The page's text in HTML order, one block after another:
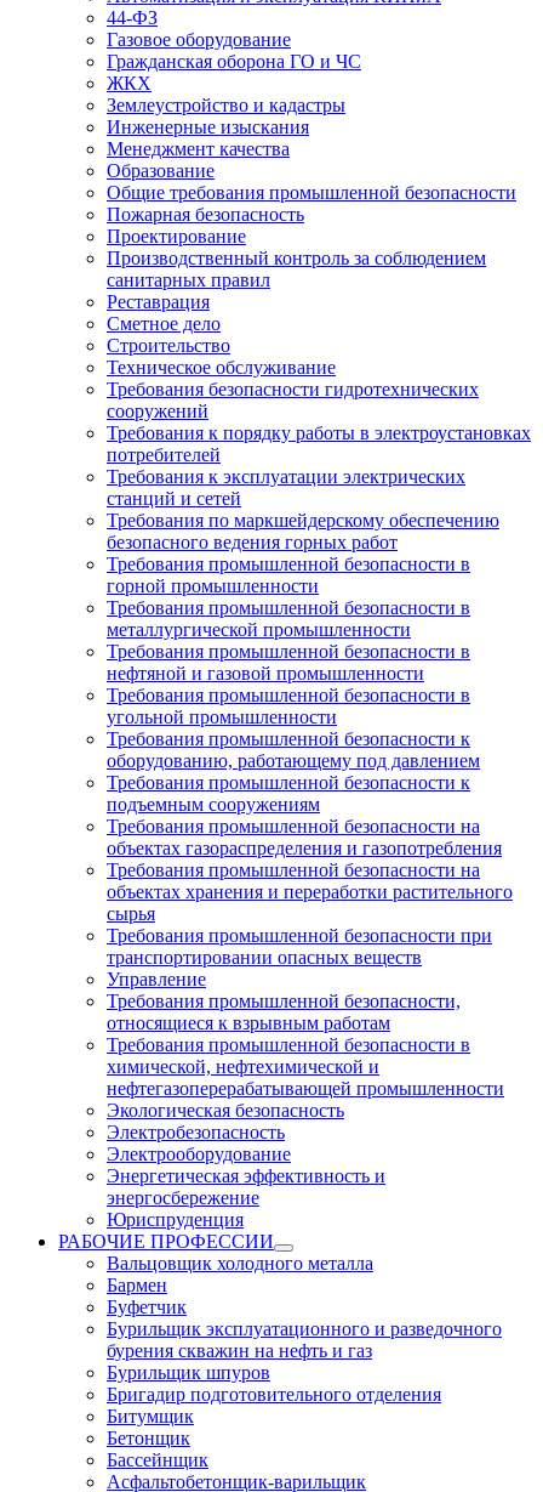
44-ФЗ
Газовое оборудование
Гражданская оборона ГО и ЧС
ЖКХ
Землеустройство и кадастры
Инженерные изыскания
Менеджмент качества
Образование
Общие требования промышленной безопасности
Пожарная безопасность
Проектирование
Производственный контроль за соблюдением
санитарных правил
Реставрация
Сметное дело
Строительство
Техническое обслуживание
Требования безопасности гидротехнических
сооружений
Требования к порядку работы в электроустановках
потребителей
Требования к эксплуатации электрических
станций и сетей
Требования по маркшейдерскому обеспечению
безопасного ведения горных работ
Требования промышленной безопасности в
горной промышленности
Требования промышленной безопасности в
металлургической промышленности
Требования промышленной безопасности в
нефтяной и газовой промышленности
Требования промышленной безопасности в
угольной промышленности
Требования промышленной безопасности к
оборудованию, работающему под давлением
Требования промышленной безопасности к
подъемным сооружениям
Требования промышленной безопасности на
объектах газораспределения и газопотребления
Требования промышленной безопасности на
объектах хранения и переработки растительного
сырья
Требования промышленной безопасности при
транспортировании опасных веществ
Управление
Требования промышленной безопасности,
относящиеся к взрывным работам
Требования промышленной безопасности в
химической, нефтехимической и
нефтегазоперерабатывающей промышленности
Экологическая безопасность
Электробезопасность
Электрооборудование
Энергетическая эффективность и
энергосбережение
Юриспруденция
РАБОЧИЕ ПРОФЕССИИ
Вальцовщик холодного металла
Бармен
Буфетчик
Бурильщик эксплуатационного и разведочного
бурения скважин на нефть и газ
Бурильщик шпуров
Бригадир подготовительного отделения
Битумщик
Бетонщик
Бассейнщик
Асфальтобетонщик-варильщик